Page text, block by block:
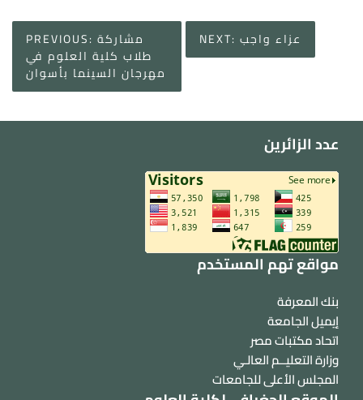
Post
navigation
PREVIOUS: مشاركة
طلاب كلية العلوم في
مهرجان السينما بأسوان
NEXT: عزاء واجب
عدد الزائرين
مواقع تهم المستخدم
بنك المعرفة
إيميل الجامعة
اتحاد مكتبات مصر
وزارة التعليــم العالـي
المجلس الأعلى للجامعات